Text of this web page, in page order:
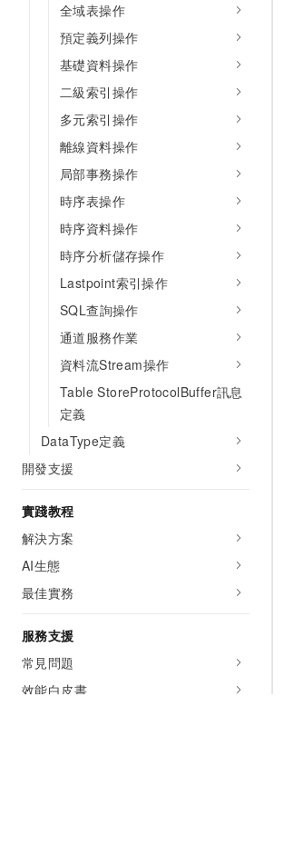
全域表操作
預定義列操作
基礎資料操作
二級索引操作
多元索引操作
離線資料操作
局部事務操作
時序表操作
時序資料操作
時序分析儲存操作
Lastpoint索引操作
SQL查詢操作
通道服務作業
資料流Stream操作
Table StoreProtocolBuffer訊息
定義
DataType定義
開發支援
實踐教程
解決方案
AI生態
最佳實務
服務支援
常見問題
效能白皮書